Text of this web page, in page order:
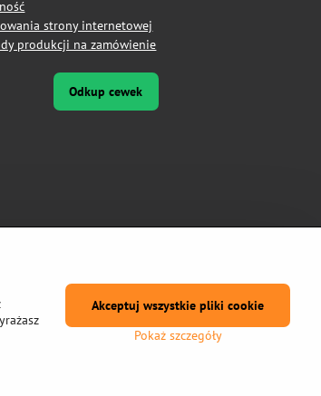
strony internetowej
produkcji na zamówienie
Odkup cewek
Pokaż szczegóły
Akceptuj wszystkie pliki cookie